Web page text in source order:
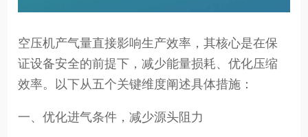
空压机产气量直接影响生产效率，其核心是在保
证设备安全的前提下，减少能量损耗、优化压缩
效率。以下从五个关键维度阐述具体措施：
一、优化进气条件，减少源头阻力